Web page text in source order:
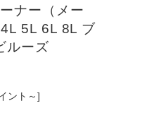
ナー（メー
5L 6L 8L ブ
ルーズ
ント～]